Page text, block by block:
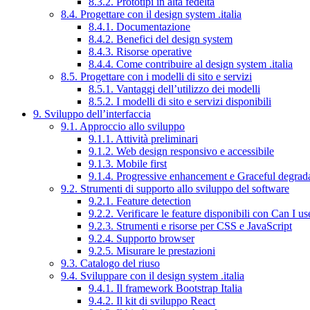
8.4. Progettare con il design system .italia
8.4.1. Documentazione
8.4.2. Benefici del design system
8.4.3. Risorse operative
8.4.4. Come contribuire al design system .italia
8.5. Progettare con i modelli di sito e servizi
8.5.1. Vantaggi dell’utilizzo dei modelli
8.5.2. I modelli di sito e servizi disponibili
9. Sviluppo dell’interfaccia
9.1. Approccio allo sviluppo
9.1.1. Attività preliminari
9.1.2. Web design responsivo e accessibile
9.1.3. Mobile first
9.1.4. Progressive enhancement e Graceful
9.2. Strumenti di supporto allo sviluppo del software
9.2.1. Feature detection
9.2.2. Verificare le feature disponibili con Can I
9.2.3. Strumenti e risorse per CSS e JavaScript
9.2.4. Supporto browser
9.2.5. Misurare le prestazioni
9.3. Catalogo del riuso
9.4. Sviluppare con il design system .italia
9.4.1. Il framework Bootstrap Italia
9.4.2. Il kit di sviluppo React